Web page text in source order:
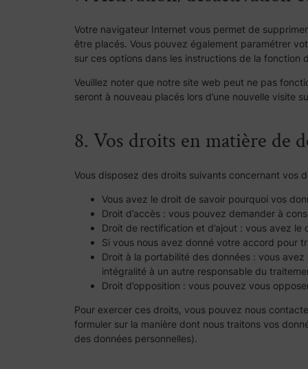
Votre navigateur Internet vous permet de
être placés. Vous pouvez également paramétrer
sur ces options dans les instructions de la fonction
Veuillez noter que notre site web peut ne pas
seront à nouveau placés lors d’une nouvelle visite
8. Vos droits en matière de
Vous disposez des droits suivants concernant vos
Vous avez le droit de savoir pourquoi vos
Droit d’accès : vous pouvez demander à
Droit de rectification et d’ajout : vous avez
Si vous nous avez donné votre accord pour
Droit à la portabilité des données : vous
intégralité à un autre responsable du
Droit d’opposition : vous pouvez vous
Pour exercer ces droits, vous pouvez nous
formuler sur la manière dont nous traitons vos
des données personnelles).